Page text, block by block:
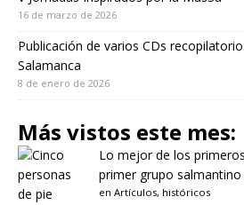
16 de marzo de 2026
Publicación de varios CDs
Salamanca
8 de enero de 2026
Más vistos este mes:
Lo mejor de los
primer grupo salmantino
en Artículos, históricos